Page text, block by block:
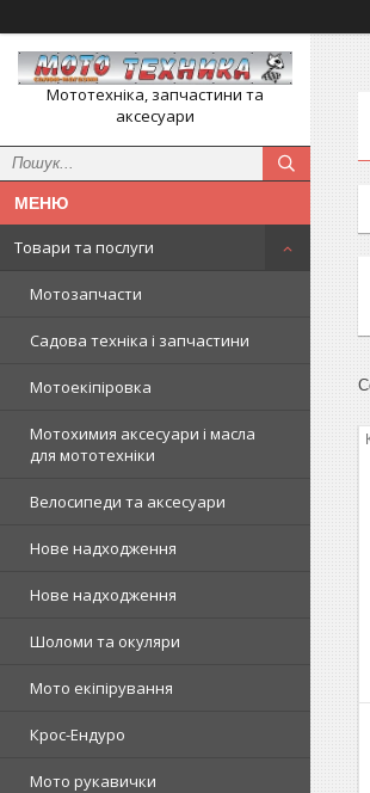
Мототехніка, запчастини та
аксесуари
Товари та послуги
Мотозапчасти
Садова техніка і запчастини
Мотоекіпіровка
Мотохимия аксесуари і масла
для мототехніки
Велосипеди та аксесуари
Нове надходження
Нове надходження
Шоломи та окуляри
Мото екіпірування
Крос-Ендуро
Мото рукавички